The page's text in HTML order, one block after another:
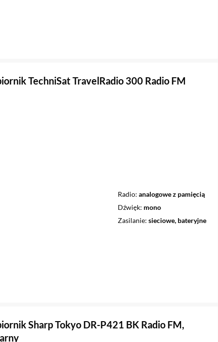
TechniSat TravelRadio 300 Radio FM
Radio analogowe z pamięcią
Dźwięk mono
Zasilanie sieciowe, bateryjne
Sharp Tokyo DR-P421 BK Radio FM,